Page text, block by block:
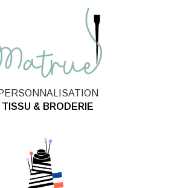
PERSONNALISATION
TISSU & BRODERIE